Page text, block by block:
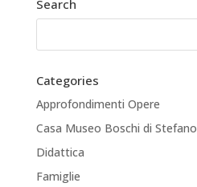
Search
Categories
Approfondimenti Opere
Casa Museo Boschi di Stefano
Didattica
Famiglie